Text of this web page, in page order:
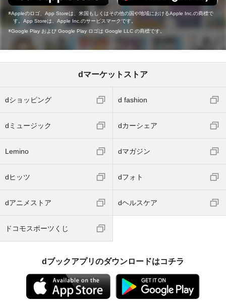
Appleのロゴ、App Storeは、米国もしくはその他の国や地域におけるApple Inc.の商標で
す。App Storeは、Apple Inc.のサービスマークです。
Google Play および Google Play ロゴは Google LLC の商標です。
dマーケットストア
dショッピング d fashion
dミュージック dカーシェア
Lemino dマガジン
dヒッツ dフォト
dアニメストア dヘルスケア
ドコモスポーツくじ
dブックアプリのダウンロードはコチラ